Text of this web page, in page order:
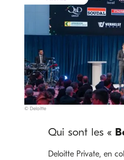
© Deloitte
Qui sont les «
Deloitte Private, en